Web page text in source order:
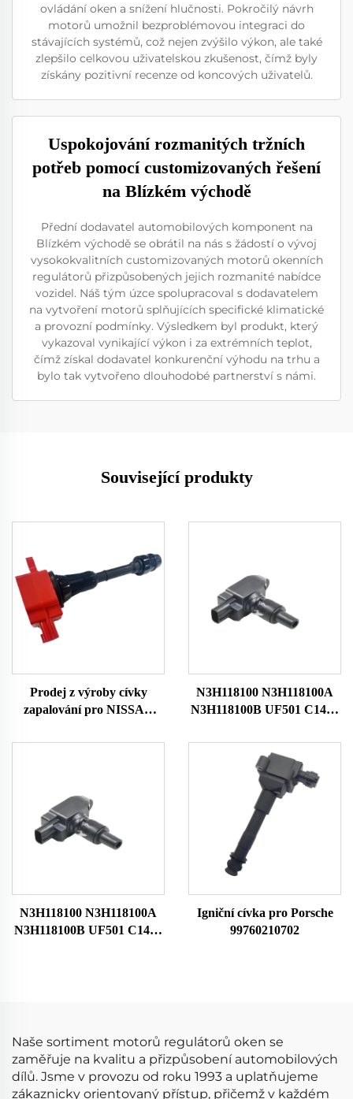
ovládání oken a snížení hlučnosti. Pokročilý návrh
motorů umožnil bezproblémovou integraci do
stávajících systémů, což nejen zvýšilo výkon, ale také
zlepšilo celkovou uživatelskou zkušenost, čímž byly
získány pozitivní recenze od koncových uživatelů.
Uspokojování rozmanitých tržních
potřeb pomocí customizovaných řešení
na Blízkém východě
Přední dodavatel automobilových komponent na
Blízkém východě se obrátil na nás s žádostí o vývoj
vysokokvalitních customizovaných motorů okenních
regulátorů přizpůsobených jejich rozmanité nabídce
vozidel. Náš tým úzce spolupracoval s dodavatelem
na vytvoření motorů splňujících specifické klimatické
a provozní podmínky. Výsledkem byl produkt, který
vykazoval vynikající výkon i za extrémních teplot,
čímž získal dodavatel konkurenční výhodu na trhu a
bylo tak vytvořeno dlouhodobé partnerství s námi.
Související produkty
Prodej z výroby cívky
zapalování pro NISSAN
224488H300 224488H310
N3H118100 N3H118100A
N3H118100B UF501 C1459
Motorová zapalovací cívka
pro Mazda Bobina De
Encendido Del Coche
N3H118100 N3H118100A
N3H118100B UF501 C1459
Igniční cívka pro Porsche
99760210702
Naše sortiment motorů regulátorů oken se
zaměřuje na kvalitu a přizpůsobení automobilových
dílů. Jsme v provozu od roku 1993 a uplatňujeme
zákaznicky orientovaný přístup, přičemž v každém